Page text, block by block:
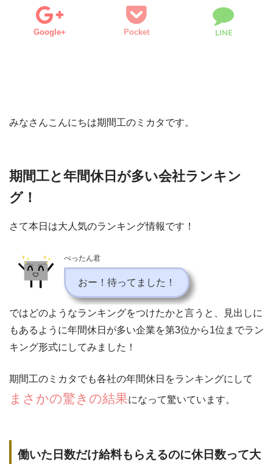
Google+ Pocket LINE
みなさんこんにちは期間工のミカタです。
期間工と年間休日が多い会社ランキン
グ！
さて本日は大人気のランキング情報です！
ぺったん君
おー！待ってました！
ではどのようなランキングをつけたかと言うと、見出しに
もあるように年間休日が多い企業を第3位から1位までラン
キング形式にしてみました！
期間工のミカタでも各社の年間休日をランキングにして
まさかの驚きの結果になって驚いています。
働いた日数だけ給料もらえるのに休日数って大